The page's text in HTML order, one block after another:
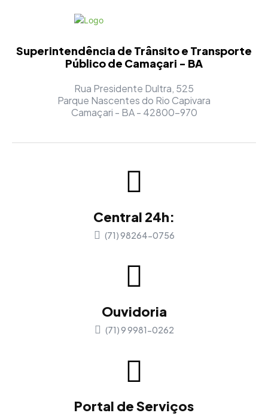
Superintendência de Trânsito e Transporte
Público de Camaçari - BA
Rua Presidente Dultra, 525
Parque Nascentes do Rio Capivara
Camaçari - BA - 42800-970
Central 24h:
(71) 98264-0756
Ouvidoria
(71) 9 9981-0262
Portal de Serviços